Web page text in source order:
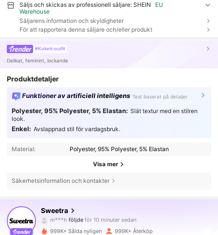
Säljs och skickas av professionell säljare: SHEIN
EU
Warehouse
Säljarens information och skyldigheter
För att rapportera denna säljare och/eller produkt
#Kokett-outfit
Delikat, feminint, lockande
Produktdetaljer
Funktioner av artificiell intelligens Text baserat på detaljer
Polyester, 95% Polyester, 5% Elastan: Slät textur med en stilren
look.
Enkel: Avslappnad stil för vardagsbruk.
Material: Polyester, 95% Polyester, 5% Elastan
Visa mer
Säkerhetsinformation och kontakter
Sweetra
m***hföljde
s***8är på webben
4.77
1.5M Följare
999K+ Sålda nyligen 999K+ Återköp